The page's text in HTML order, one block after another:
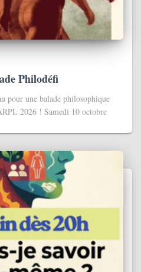
Philodéfi
pour une balade philosophique
2026 ! Samedi 10 octobre